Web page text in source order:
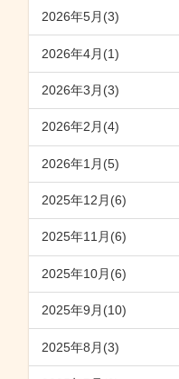
2026年5月(3)
2026年4月(1)
2026年3月(3)
2026年2月(4)
2026年1月(5)
2025年12月(6)
2025年11月(6)
2025年10月(6)
2025年9月(10)
2025年8月(3)